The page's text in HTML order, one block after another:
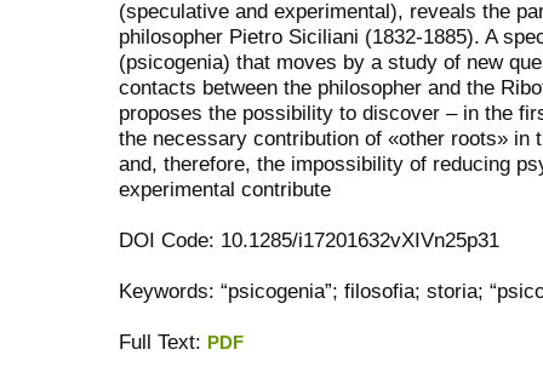
(speculative and experimental), reveals the
philosopher Pietro Siciliani (1832-1885). A
(psicogenia) that moves by a study of new
contacts between the philosopher and the
proposes the possibility to discover – in the
the necessary contribution of «other roots» in
and, therefore, the impossibility of reducing
experimental contribute
DOI Code: 10.1285/i17201632vXIVn25p31
Keywords: “psicogenia”; filosofia; storia;
Full Text: PDF